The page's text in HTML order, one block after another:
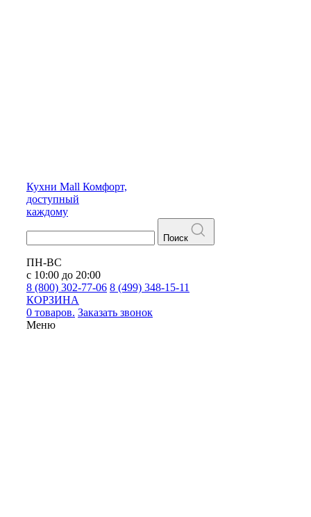
Кухни Mall Комфорт,
доступный
каждому
Поиск
ПН-ВС
с 10:00 до 20:00
8 (800) 302-77-06 8 (499) 348-15-11
КОРЗИНА
0 товаров. Заказать звонок
Меню